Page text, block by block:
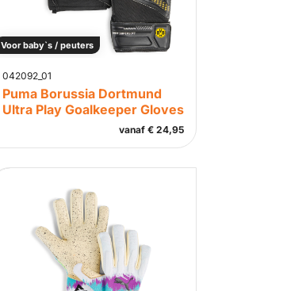
Voor baby`s / peuters
042092_01
Puma Borussia Dortmund
Ultra Play Goalkeeper Gloves
vanaf € 24,95